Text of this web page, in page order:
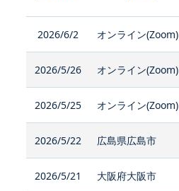
2026/6/2 オンライン(Zoom)
2026/5/26 オンライン(Zoom)
2026/5/25 オンライン(Zoom)
2026/5/22 広島県広島市
2026/5/21 大阪府大阪市